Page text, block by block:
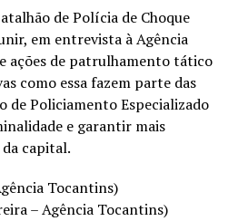
de Polícia de Choque
em entrevista à Agência
ações de patrulhamento tático
como essa fazem parte das
de Policiamento Especializado
e garantir mais
capital.
Tocantins)
– Agência Tocantins)